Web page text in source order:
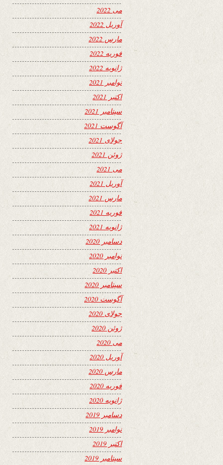
می 2022
آوریل 2022
مارس 2022
فوریه 2022
ژانویه 2022
نوامبر 2021
اکتبر 2021
سپتامبر 2021
آگوست 2021
جولای 2021
ژوئن 2021
می 2021
آوریل 2021
مارس 2021
فوریه 2021
ژانویه 2021
دسامبر 2020
نوامبر 2020
اکتبر 2020
سپتامبر 2020
آگوست 2020
جولای 2020
ژوئن 2020
می 2020
آوریل 2020
مارس 2020
فوریه 2020
ژانویه 2020
دسامبر 2019
نوامبر 2019
اکتبر 2019
سپتامبر 2019